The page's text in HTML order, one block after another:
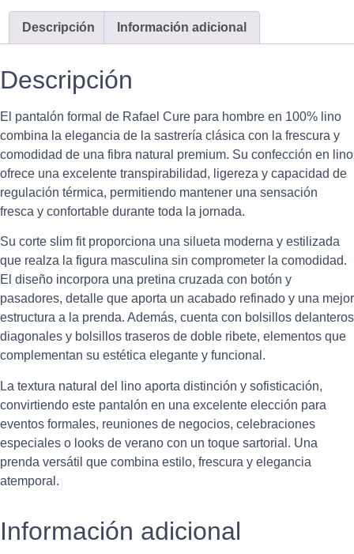
Descripción Información adicional
Descripción
El pantalón formal de Rafael Cure para hombre en 100% lino
combina la elegancia de la sastrería clásica con la frescura y
comodidad de una fibra natural premium. Su confección en lino
ofrece una excelente transpirabilidad, ligereza y capacidad de
regulación térmica, permitiendo mantener una sensación
fresca y confortable durante toda la jornada.
Su corte slim fit proporciona una silueta moderna y estilizada
que realza la figura masculina sin comprometer la comodidad.
El diseño incorpora una pretina cruzada con botón y
pasadores, detalle que aporta un acabado refinado y una mejor
estructura a la prenda. Además, cuenta con bolsillos delanteros
diagonales y bolsillos traseros de doble ribete, elementos que
complementan su estética elegante y funcional.
La textura natural del lino aporta distinción y sofisticación,
convirtiendo este pantalón en una excelente elección para
eventos formales, reuniones de negocios, celebraciones
especiales o looks de verano con un toque sartorial. Una
prenda versátil que combina estilo, frescura y elegancia
atemporal.
Información adicional